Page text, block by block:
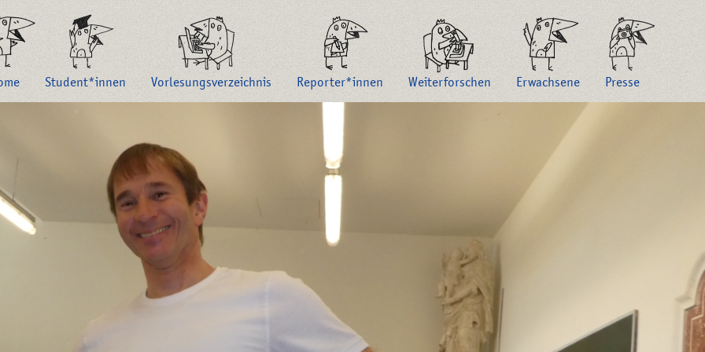
Student*innen Vorlesungsverzeichnis Reporter*innen Weiterforschen Erwachsene Presse